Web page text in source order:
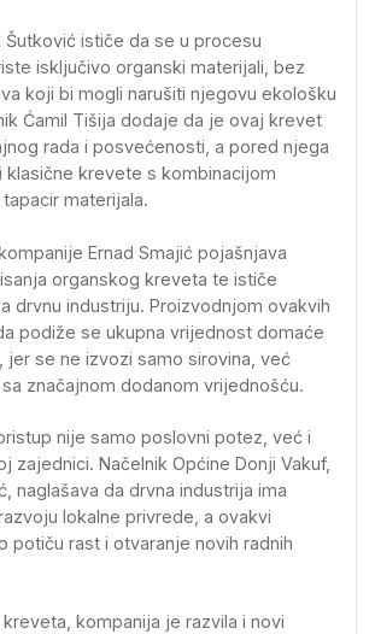
Šutković ističe da se u procesu
isključivo organski materijali, bez
koji bi mogli narušiti njegovu ekološku
Ćamil Tišija dodaje da je ovaj krevet
rada i posvećenosti, a pored njega
klasične krevete s kombinacijom
materijala.
Ernad Smajić pojašnjava
organskog kreveta te ističe
drvnu industriju. Proizvodnjom ovakvih
podiže se ukupna vrijednost domaće
jer se ne izvozi samo sirovina, već
značajnom dodanom vrijednošću.
nije samo poslovni potez, već i
zajednici. Načelnik Općine Donji Vakuf,
naglašava da drvna industrija ima
lokalne privrede, a ovakvi
potiču rast i otvaranje novih radnih
kompanija je razvila i novi